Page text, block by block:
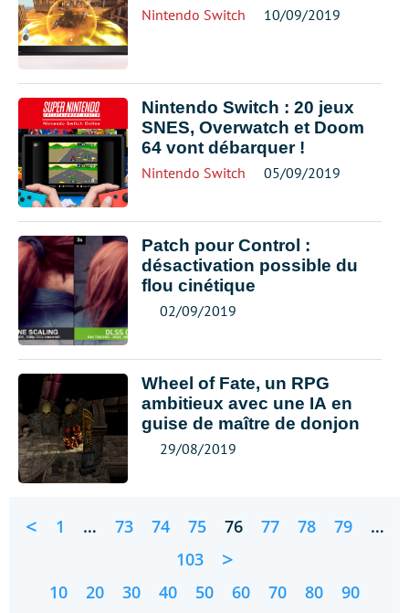
Nintendo Switch 10/09/2019
Nintendo Switch : 20 jeux
SNES, Overwatch et Doom
64 vont débarquer !
Nintendo Switch 05/09/2019
Patch pour Control :
désactivation possible du
flou cinétique
02/09/2019
Wheel of Fate, un RPG
ambitieux avec une IA en
guise de maître de donjon
29/08/2019
< 1 … 73 74 75 76 77 78 79
…
103
>
10 20 30 40 50 60 70 80
90